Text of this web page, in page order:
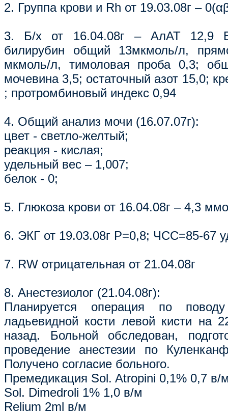
2. Группа крови и Rh от 19.03.08г –
3. Б/х от 16.04.08г – АлАТ 12,9
билирубин общий 13мкмоль/л,
мкмоль/л, тимоловая проба 0,3;
мочевина 3,5; остаточный азот 15,0;
; протромбиновый индекс 0,94
4. Общий анализ мочи (16.07.07г):
цвет - светло-желтый;
реакция - кислая;
удельный вес – 1,007;
белок - 0;
5. Глюкоза крови от 16.04.08г – 4,3
6. ЭКГ от 19.03.08г P=0,8; ЧСС=85-67
7. RW отрицательная от 21.04.08г
8. Анестезиолог (21.04.08г):
Планируется операция по
ладьевидной кости левой кисти на
назад. Больной обследован,
проведение анестезии по
Получено согласие больного.
Премедикация Sol. Atropini 0,1% 0,7 в/
Sol. Dimedroli 1% 1,0 в/м
Relium 2ml в/м